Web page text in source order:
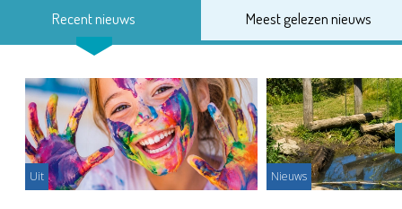
Recent nieuws Meest gelezen nieuws
Uit Nieuws